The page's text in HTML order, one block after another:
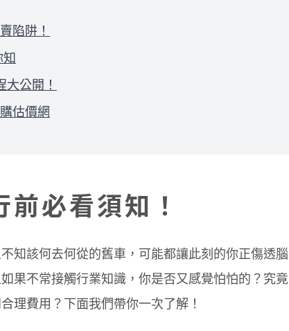
陷阱！
公開！
估價網
必看須知！
知該何去何從的舊車，可能都讓此刻的你正傷透腦
果不常接觸行業知識，你是否又感覺怕怕的？究竟
理費用？下面我們帶你一次了解！